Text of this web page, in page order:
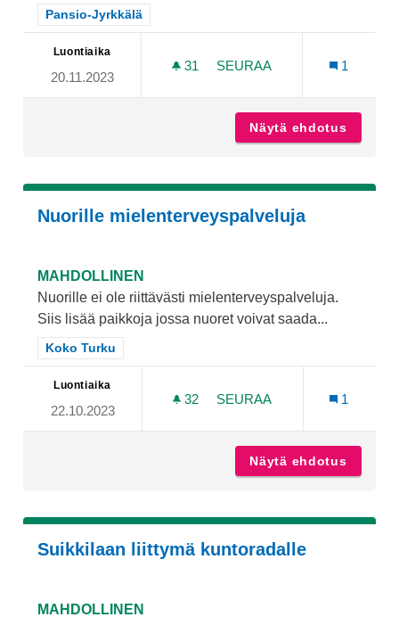
Rajaa tulokset teeman mukaan: Pansio-Jyrkkälä
Pansio-Jyrkkälä
Luontiaika
20.11.2023
31 31 SEURAAJAA
SEURAA
1
Näytä ehdotus
Nuorille mielenterveyspalveluja
MAHDOLLINEN
Nuorille ei ole riittävästi mielenterveyspalveluja.
Siis lisää paikkoja jossa nuoret voivat saada...
Rajaa tulokset teeman mukaan: Koko Turku
Koko Turku
Luontiaika
22.10.2023
32 32 SEURAAJAA
SEURAA
1
Näytä ehdotus
Suikkilaan liittymä kuntoradalle
MAHDOLLINEN